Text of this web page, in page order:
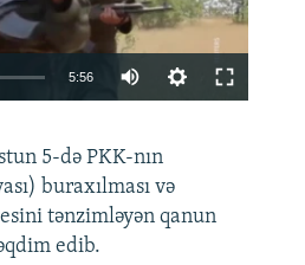
360p 480p
1080p
5:56
360p
480p
5-də PKK-nın
buraxılması və
tənzimləyən qanun
edib.